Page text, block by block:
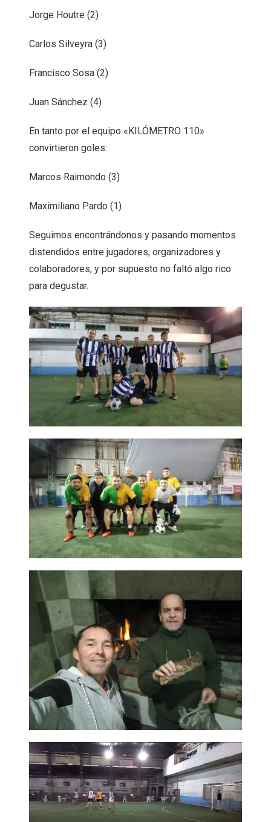
Jorge Houtre (2)
Carlos Silveyra (3)
Francisco Sosa (2)
Juan Sánchez (4)
En tanto por el equipo «KILÓMETRO 110»
convirtieron goles:
Marcos Raimondo (3)
Maximiliano Pardo (1)
Seguimos encontrándonos y pasando momentos
distendidos entre jugadores, organizadores y
colaboradores, y por supuesto no faltó algo rico
para degustar.